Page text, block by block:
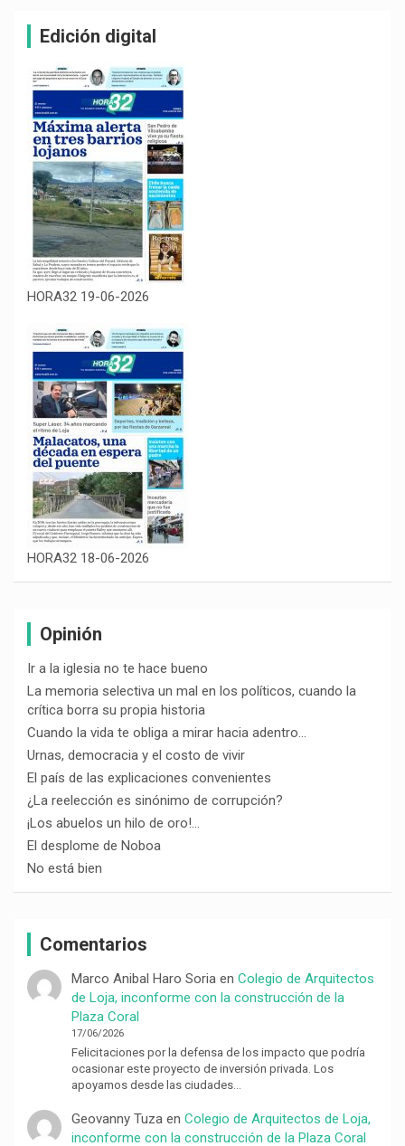
Edición digital
HORA32 19-06-2026
HORA32 18-06-2026
Opinión
Ir a la iglesia no te hace bueno
La memoria selectiva un mal en los políticos, cuando la
crítica borra su propia historia
Cuando la vida te obliga a mirar hacia adentro…
Urnas, democracia y el costo de vivir
El país de las explicaciones convenientes
¿La reelección es sinónimo de corrupción?
¡Los abuelos un hilo de oro!…
El desplome de Noboa
No está bien
Comentarios
Marco Anibal Haro Soriaen Colegio de Arquitectos
de Loja, inconforme con la construcción de la
Plaza Coral
17/06/2026
Felicitaciones por la defensa de los impacto que podría
ocasionar este proyecto de inversión privada. Los
apoyamos desde las ciudades…
Geovanny Tuzaen Colegio de Arquitectos de Loja,
inconforme con la construcción de la Plaza Coral